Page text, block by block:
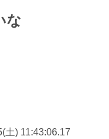
な
土) 11:43:06.17